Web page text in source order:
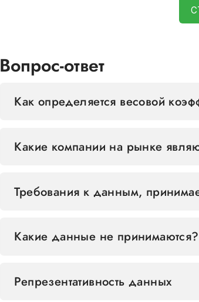
Вопрос-ответ
Как определяется весовой
Какие компании на рынке
Требования к данным,
Какие данные не принимаются?
Репрезентативность данных